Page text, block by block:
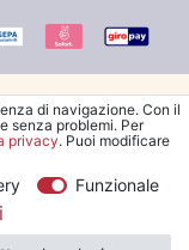
diritti riservati.
da 99 €. Sono
di navigazione. Con il
senza problemi. Per
privacy. Puoi modificare
Funzionale